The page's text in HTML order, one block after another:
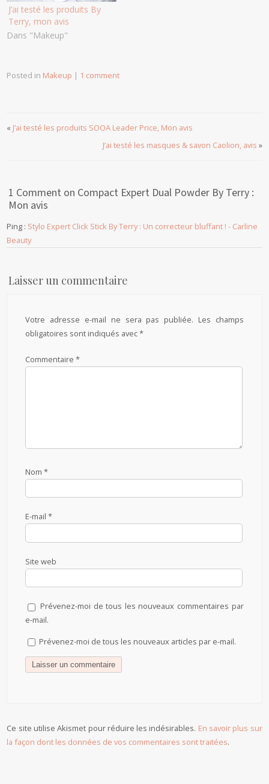
J’ai testé les produits By
Terry, mon avis
Dans "Makeup"
Posted in Makeup | 1 comment
« J’ai testé les produits SOOA Leader Price, Mon avis
J’ai testé les masques & savon Caolion, avis »
1 Comment on Compact Expert Dual Powder By Terry :
Mon avis
Ping : Stylo Expert Click Stick By Terry : Un correcteur bluffant ! - Carline
Beauty
Laisser un commentaire
Votre adresse e-mail ne sera pas publiée. Les champs
obligatoires sont indiqués avec*
Commentaire*
Nom*
E-mail*
Site web
Prévenez-moi de tous les nouveaux commentaires par
e-mail.
Prévenez-moi de tous les nouveaux articles par e-mail.
Ce site utilise Akismet pour réduire les indésirables. En savoir plus sur
la façon dont les données de vos commentaires sont traitées.